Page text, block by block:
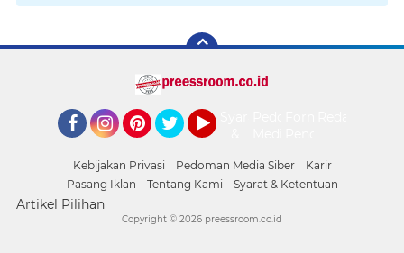
Kebijakan Privasi Pedoman Media Siber
Karir
Pasang Iklan
Tentang Kami Syarat & Ketentuan
Artikel Pilihan
Copyright © 2026 preessroom.co.id